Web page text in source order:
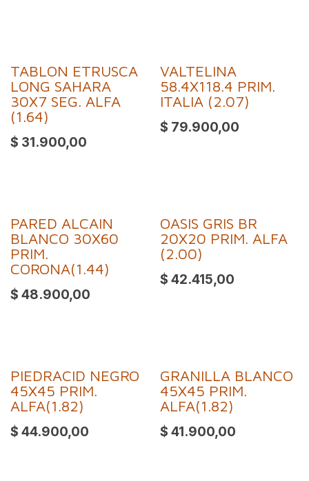
TABLON ETRUSCA
LONG SAHARA
30X7 SEG. ALFA
(1.64)
$ 31.900,00
VALTELINA
58.4X118.4 PRIM.
ITALIA (2.07)
$ 79.900,00
PARED ALCAIN
BLANCO 30X60
PRIM.
CORONA(1.44)
$ 48.900,00
OASIS GRIS BR
20X20 PRIM. ALFA
(2.00)
$ 42.415,00
PIEDRACID NEGRO
45X45 PRIM.
ALFA(1.82)
$ 44.900,00
GRANILLA BLANCO
45X45 PRIM.
ALFA(1.82)
$ 41.900,00